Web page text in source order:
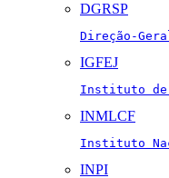
DGRSP
Direção-
IGFEJ
Instituto de
INMLCF
Instituto
INPI